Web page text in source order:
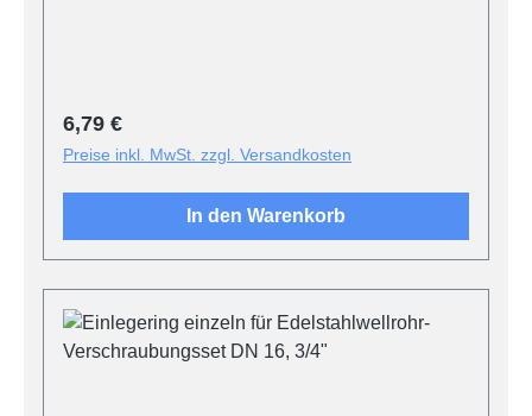
Regulärer Preis:
6,79 €
Preise inkl. MwSt. zzgl. Versandkosten
In den Warenkorb